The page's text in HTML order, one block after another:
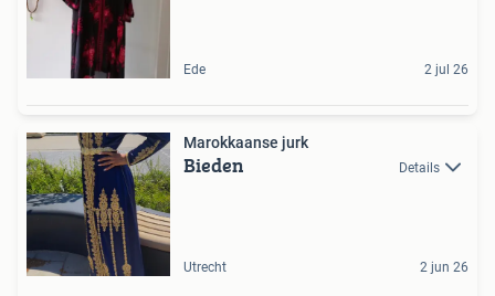
Ede 2 jul 26
Marokkaanse jurk
Bieden Details
Utrecht 2 jun 26